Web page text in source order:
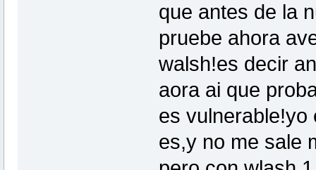
que antes de la
pruebe ahora
walsh!es decir
aora ai que
es vulnerable!yo
es,y no me sale